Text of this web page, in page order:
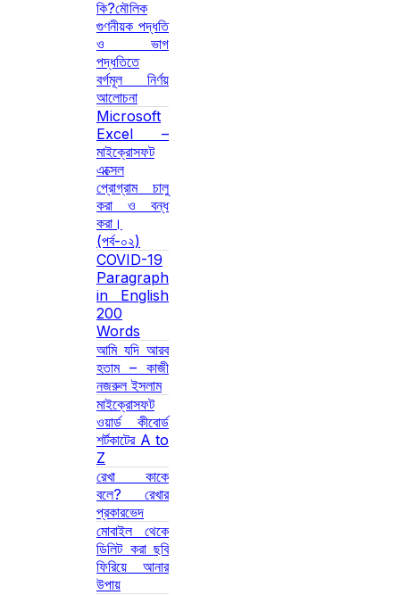
কি?মৌলিক
গুণনীয়ক পদ্ধতি
ও ভাগ
পদ্ধতিতে
বর্গমূল নির্ণয়
আলোচনা
Microsoft
Excel –
মাইক্রোসফট
এক্সেল
প্রোগ্রাম চালু
করা ও বন্ধ
করা।
(পর্ব-০২)
COVID-19
Paragraph
in English
200
Words
আমি যদি আরব
হতাম – কাজী
নজরুল ইসলাম
মাইক্রোসফট
ওয়ার্ড কীবোর্ড
শর্টকাটের A to
Z
রেখা কাকে
বলে? রেখার
প্রকারভেদ
মোবাইল থেকে
ডিলিট করা ছবি
ফিরিয়ে আনার
উপায়